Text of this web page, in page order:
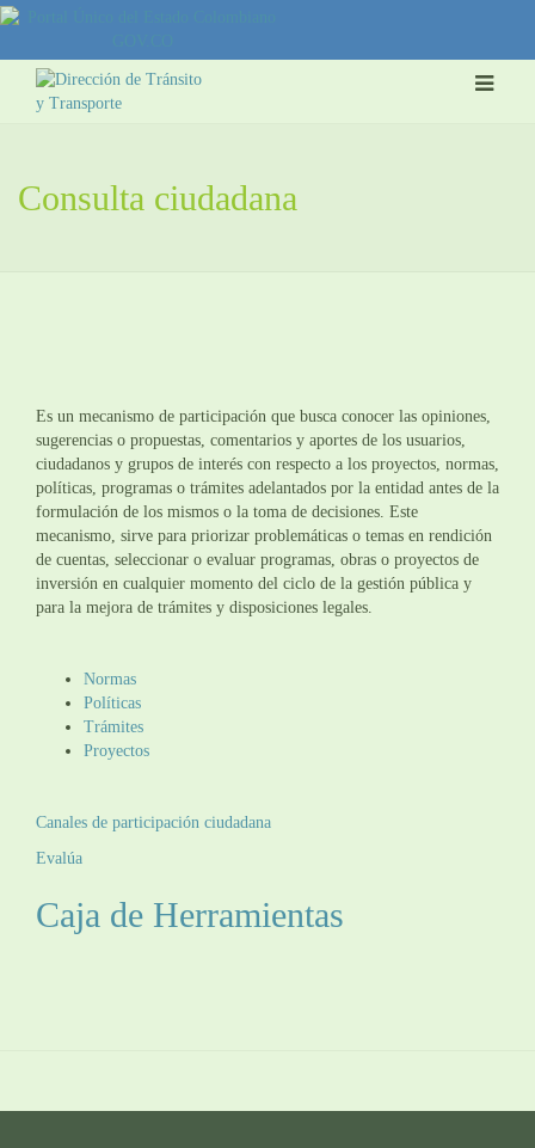
Consulta ciudadana
Es un mecanismo de participación que busca conocer las opiniones,
sugerencias o propuestas, comentarios y aportes de los usuarios,
ciudadanos y grupos de interés con respecto a los proyectos, normas,
políticas, programas o trámites adelantados por la entidad antes de la
formulación de los mismos o la toma de decisiones. Este
mecanismo, sirve para priorizar problemáticas o temas en rendición
de cuentas, seleccionar o evaluar programas, obras o proyectos de
inversión en cualquier momento del ciclo de la gestión pública y
para la mejora de trámites y disposiciones legales.
Normas
Políticas
Trámites
Proyectos
Canales de participación ciudadana
Evalúa
Caja de Herramientas